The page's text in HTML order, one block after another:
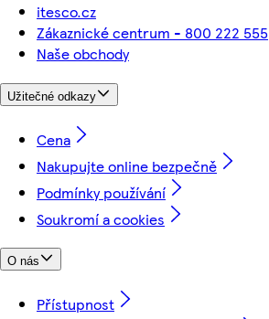
itesco.cz
Zákaznické centrum - 800 222 555
Naše obchody
Užitečné odkazy
Cena
Nakupujte online bezpečně
Podmínky používání
Soukromí a cookies
O nás
Přístupnost